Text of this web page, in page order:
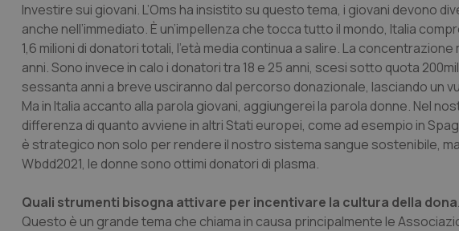
Investire sui giovani. L’Oms ha insistito su questo tema, i giovani devono
anche nell’immediato. È un’impellenza che tocca tutto il mondo, Italia
1,6 milioni di donatori totali, l’età media continua a salire. La
anni. Sono invece in calo i donatori tra 18 e 25 anni, scesi sotto quota
sessanta anni a breve usciranno dal percorso donazionale, lasciando un
Ma in Italia accanto alla parola giovani, aggiungerei la parola donne. Nel
differenza di quanto avviene in altri Stati europei, come ad esempio in
è strategico non solo per rendere il nostro sistema sangue sostenibile,
Wbdd2021, le donne sono ottimi donatori di plasma.
Quali strumenti bisogna attivare per incentivare la cultura della
Questo è un grande tema che chiama in causa principalmente le